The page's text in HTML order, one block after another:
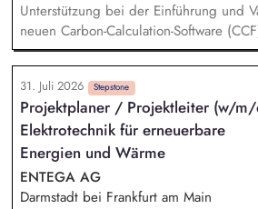
Unterstützung bei der Einführung und
neuen Carbon-Calculation-Software
der ersten Berichtsphase Analyse von
sowie Durchführung von Fehler-,
Analysen Bewertung externer
Mitarbeit an der Weiterentwicklung des
Optimierung von Dashboards und
Unterstützung bei der Erstellung des
mit Schwerpunkt auf der
CSRD-Reporting
31. Juli 2026 Stepstone
Projektplaner / Projektleiter (w/
Elektrotechnik für erneuerbare
Energien und Wärme
ENTEGA AG
Darmstadt bei Frankfurt am Main